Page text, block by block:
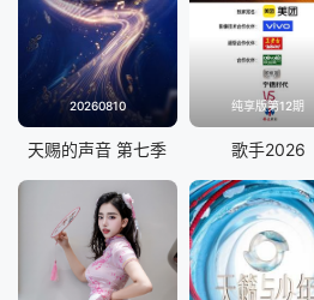
20260810
天赐的声音 第七季
纯享版第12期
歌手2026